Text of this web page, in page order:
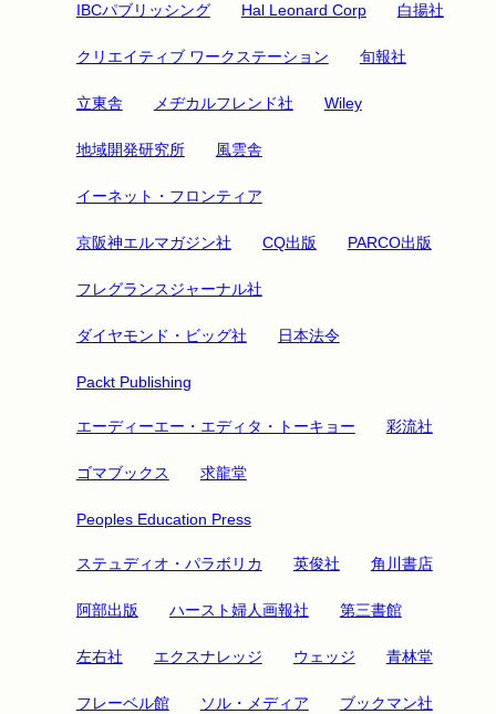
IBCパブリッシング Hal Leonard Corp 白揚社
クリエイティブ ワークステーション 旬報社
立東舎 メヂカルフレンド社 Wiley
地域開発研究所 風雲舎
イーネット・フロンティア
京阪神エルマガジン社 CQ出版 PARCO出版
フレグランスジャーナル社
ダイヤモンド・ビッグ社 日本法令
Packt Publishing
エーディーエー・エディタ・トーキョー 彩流社
ゴマブックス 求龍堂
Peoples Education Press
ステュディオ・パラボリカ 英俊社 角川書店
阿部出版 ハースト婦人画報社 第三書館
左右社 エクスナレッジ ウェッジ 青林堂
フレーベル館 ソル・メディア ブックマン社